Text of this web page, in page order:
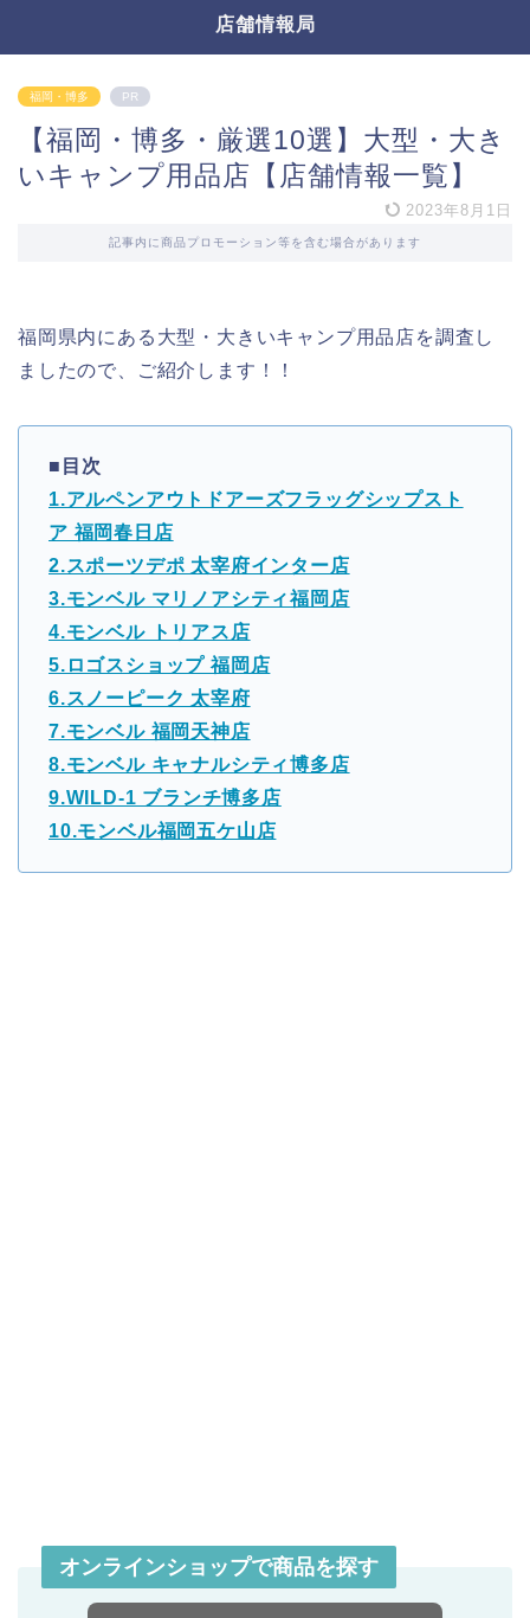
店舗情報局
福岡・博多 PR
【福岡・博多・厳選10選】大型・大き
いキャンプ用品店【店舗情報一覧】
2023年8月1日
記事内に商品プロモーション等を含む場合があります
福岡県内にある大型・大きいキャンプ用品店を調査し
ましたので、ご紹介します！！
■目次
1.アルペンアウトドアーズフラッグシップスト
ア 福岡春日店
2.スポーツデポ 太宰府インター店
3.モンベル マリノアシティ福岡店
4.モンベル トリアス店
5.ロゴスショップ 福岡店
6.スノーピーク 太宰府
7.モンベル 福岡天神店
8.モンベル キャナルシティ博多店
9.WILD-1 ブランチ博多店
10.モンベル福岡五ケ山店
オンラインショップで商品を探す